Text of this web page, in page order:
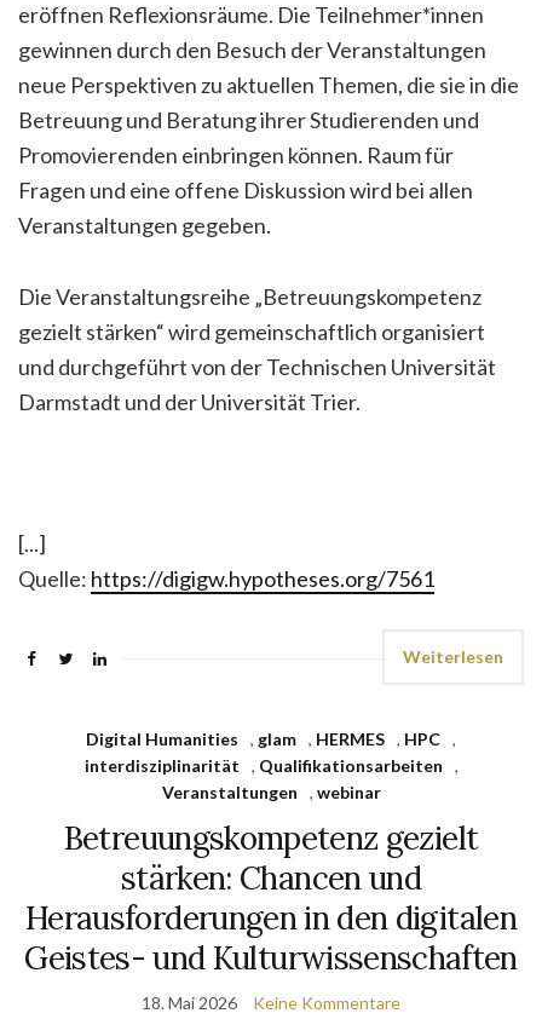
eröffnen Reflexionsräume. Die Teilnehmer*innen
gewinnen durch den Besuch der Veranstaltungen
neue Perspektiven zu aktuellen Themen, die sie in die
Betreuung und Beratung ihrer Studierenden und
Promovierenden einbringen können. Raum für
Fragen und eine offene Diskussion wird bei allen
Veranstaltungen gegeben.
Die Veranstaltungsreihe „Betreuungskompetenz
gezielt stärken“ wird gemeinschaftlich organisiert
und durchgeführt von der Technischen Universität
Darmstadt und der Universität Trier.
[...]
Quelle: https://digigw.hypotheses.org/7561
Weiterlesen
Digital Humanities , glam , HERMES , HPC ,
interdisziplinarität
, Qualifikationsarbeiten
,
Veranstaltungen
, webinar
Betreuungskompetenz gezielt
stärken: Chancen und
Herausforderungen in den digitalen
Geistes- und Kulturwissenschaften
18. Mai 2026 Keine Kommentare